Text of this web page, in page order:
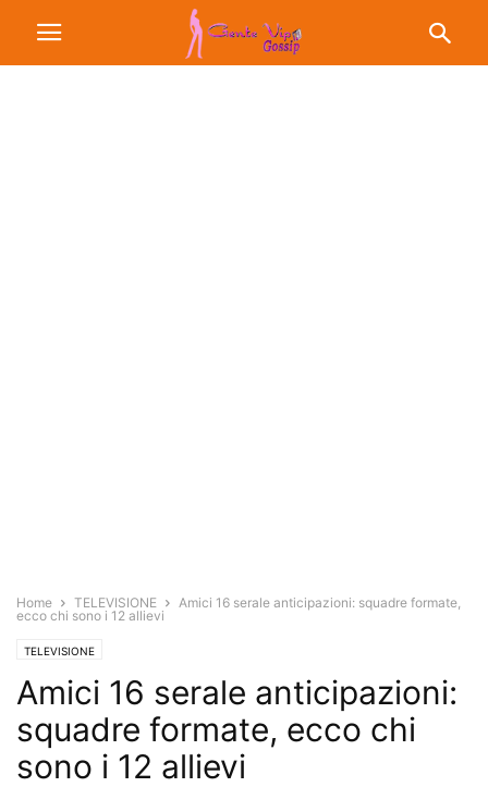
Home TELEVISIONE
Amici 16 serale anticipazioni: squadre formate,
ecco chi sono i 12 allievi
TELEVISIONE
Amici 16 serale anticipazioni:
squadre formate, ecco chi
sono i 12 allievi